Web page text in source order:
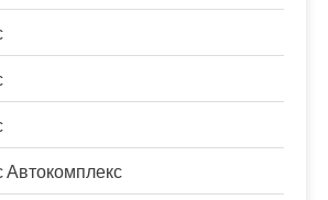
Автокомплекс